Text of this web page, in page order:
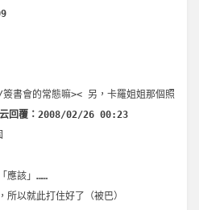
書會的常態嘛>< 另，卡羅姐姐那個照
回覆：2008/02/26 00:23
應該」……
以就此打住好了（被巴）